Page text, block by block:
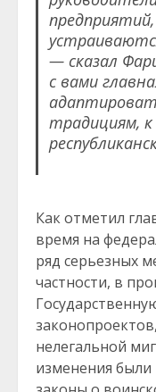
— сказал
с вами
традициям,
Как отметил
время на
ряд серьезных
частности, в
нелегальной
изменения